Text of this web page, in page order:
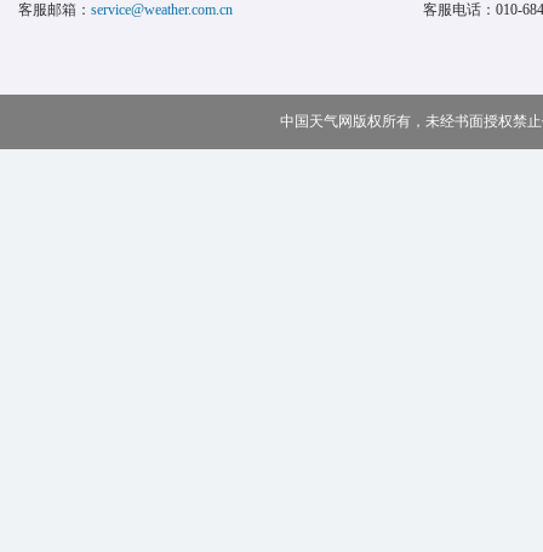
客服邮箱： service@weather.com.cn 客服电话： 010-
中国天气网版权所有，未经书面授权